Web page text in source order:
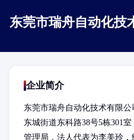
东莞市瑞舟自动化技
企业简介
东莞市瑞舟自动化技术有限
东城街道东科路38号5栋301
管理局，法人代表为李美玲